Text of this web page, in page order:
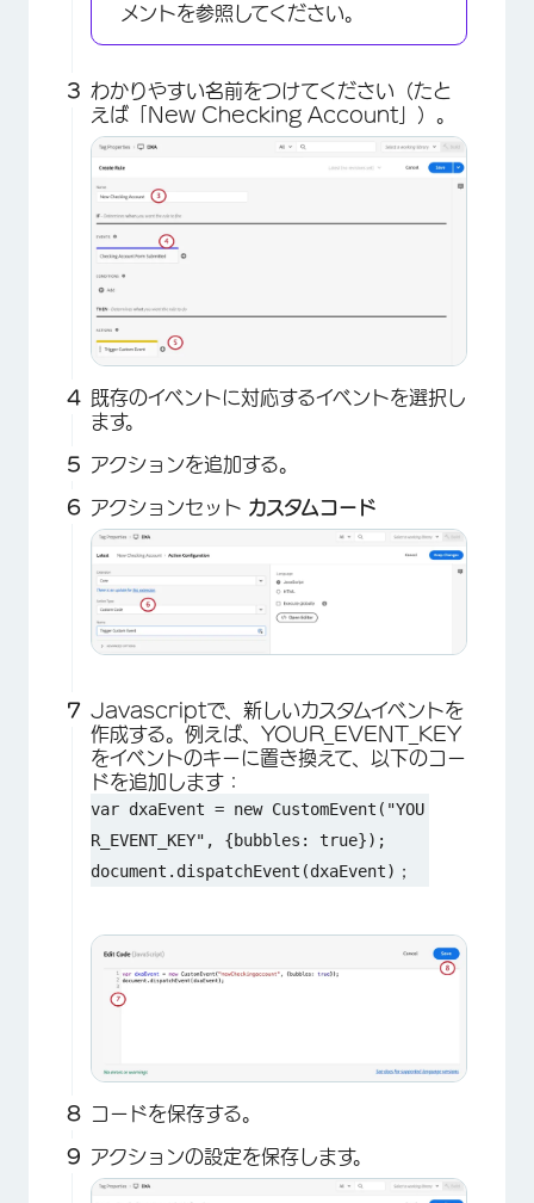
メントを参照してください。
わかりやすい名前をつけてください（たと
えば「New Checking Account」）。
既存のイベントに対応するイベントを選択し
ます。
アクションを追加する。
アクションセット カスタムコード
Javascriptで、新しいカスタムイベントを
作成する。例えば、YOUR_EVENT_KEY
をイベントのキーに置き換えて、以下のコー
ドを追加します：
var dxaEvent = new CustomEvent("YOU
R_EVENT_KEY", {bubbles: true});
document.dispatchEvent(dxaEvent)；
コードを保存する。
アクションの設定を保存します。